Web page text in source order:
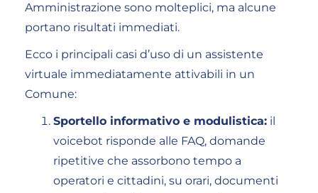
Amministrazione sono molteplici, ma alcune
portano risultati immediati.
Ecco i principali casi d’uso di un assistente
virtuale immediatamente attivabili in un
Comune:
Sportello informativo e modulistica: il
voicebot risponde alle FAQ, domande
ripetitive che assorbono tempo a
operatori e cittadini, su orari, documenti